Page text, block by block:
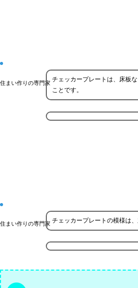
住まい作りの専門家 チェッカープレートは、床板
ことです。
住まい作りの専門家 チェッカープレートの模様は